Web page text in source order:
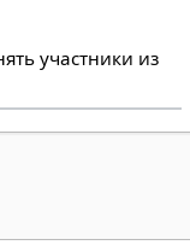
участники из